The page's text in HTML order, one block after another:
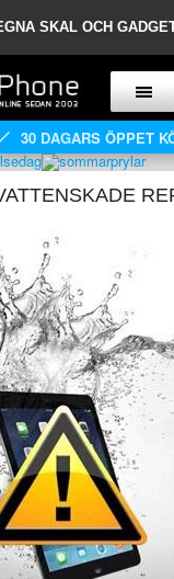
SKAL OCH
30 DAGARS ÖPPET